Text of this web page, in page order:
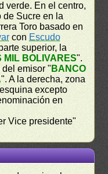
verde. En el centro,
de Sucre en la
Toro basado en
con Escudo
superior, la
MIL BOLIVARES".
del emisor " BANCO
". A la derecha, zona
excepto
en
Vice presidente"